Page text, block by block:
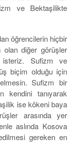
ve Bektaşilikte
öğrencilerin hiçbir
olan diğer görüşler
isteriz. Sufizm ve
biçim olduğu için
Sufizm bir
kendini tanıyarak
ise kökeni baya
arasında yer
aslında Kosova
gereken en